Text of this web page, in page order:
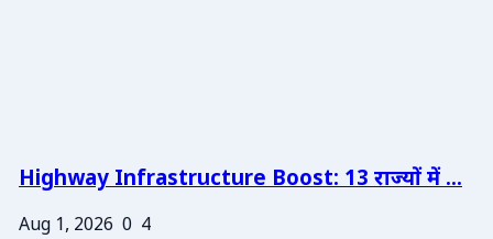
Highway Infrastructure Boost: 13 राज्यों में ...
Aug 1, 2026 0 4